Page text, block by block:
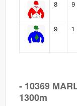
8 9
9 1
- 10369
1300m